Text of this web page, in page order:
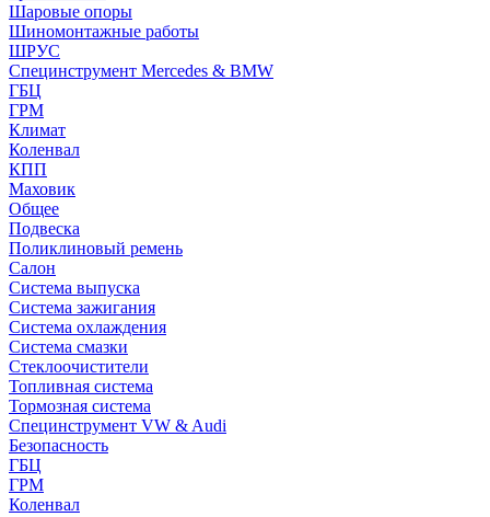
Шаровые опоры
Шиномонтажные работы
ШРУС
Специнструмент Mercedes & BMW
ГБЦ
ГРМ
Климат
Коленвал
КПП
Маховик
Общее
Подвеска
Поликлиновый ремень
Салон
Система выпуска
Система зажигания
Система охлаждения
Система смазки
Стеклоочистители
Топливная система
Тормозная система
Специнструмент VW & Audi
Безопасность
ГБЦ
ГРМ
Коленвал